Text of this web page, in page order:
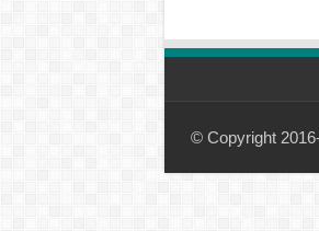
© Copyright